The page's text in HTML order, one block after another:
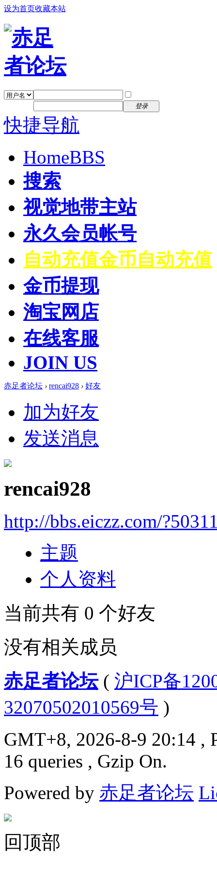
设为首页收藏本站
登录
快捷导航
HomeBBS
搜索
视觉地带主站
永久会员帐号
自动充值金币自动充值
金币提现
淘宝网店
在线客服
JOIN US
赤足者论坛 › rencai928 › 好友
加为好友
发送消息
rencai928
http://bbs.eiczz.com/
主题
个人资料
当前共有 0 个好友
没有相关成员
赤足者论坛( 沪ICP备
32070502010569号 )
GMT+8, 2026-8-9 20:14 ,
16 queries , Gzip On.
Powered by 赤足者论坛
回顶部